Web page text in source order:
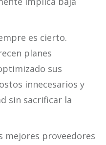
es cierto.
planes
sus
innecesarios y
sin sacrificar la
mejores proveedores